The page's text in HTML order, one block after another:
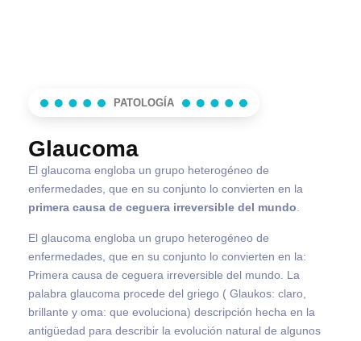
PATOLOGÍA
Glaucoma
El glaucoma engloba un grupo heterogéneo de
enfermedades, que en su conjunto lo convierten en la
primera causa de ceguera irreversible del mundo
El glaucoma engloba un grupo heterogéneo de
enfermedades, que en su conjunto lo convierten en la:
Primera causa de ceguera irreversible del mundo. La
palabra glaucoma procede del griego ( Glaukos: claro,
brillante y oma: que evoluciona) descripción hecha en la
antigüedad para describir la evolución natural de algunos